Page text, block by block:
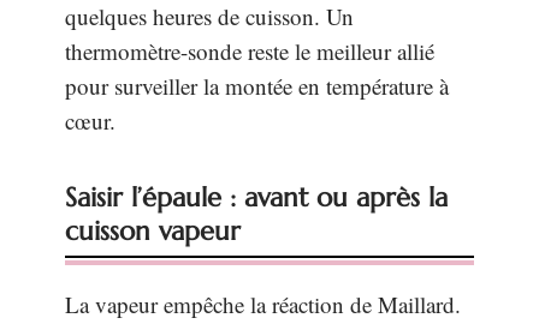
quelques heures de cuisson. Un
thermomètre-sonde reste le meilleur allié
pour surveiller la montée en température à
cœur.
Saisir l’épaule : avant ou après la
cuisson vapeur
La vapeur empêche la réaction de Maillard.